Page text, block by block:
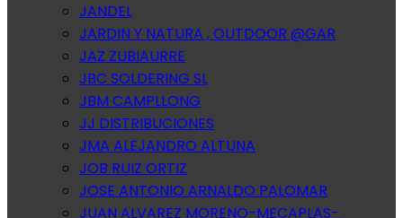
JANDEL
JARDIN Y NATURA , OUTDOOR @GAR
JAZ ZUBIAURRE
JBC SOLDERING SL
JBM CAMPLLONG
JJ DISTRIBUCIONES
JMA ALEJANDRO ALTUNA
JOB RUIZ ORTIZ
JOSE ANTONIO ARNALDO PALOMAR
JUAN ALVAREZ MORENO-MECAPLAS-